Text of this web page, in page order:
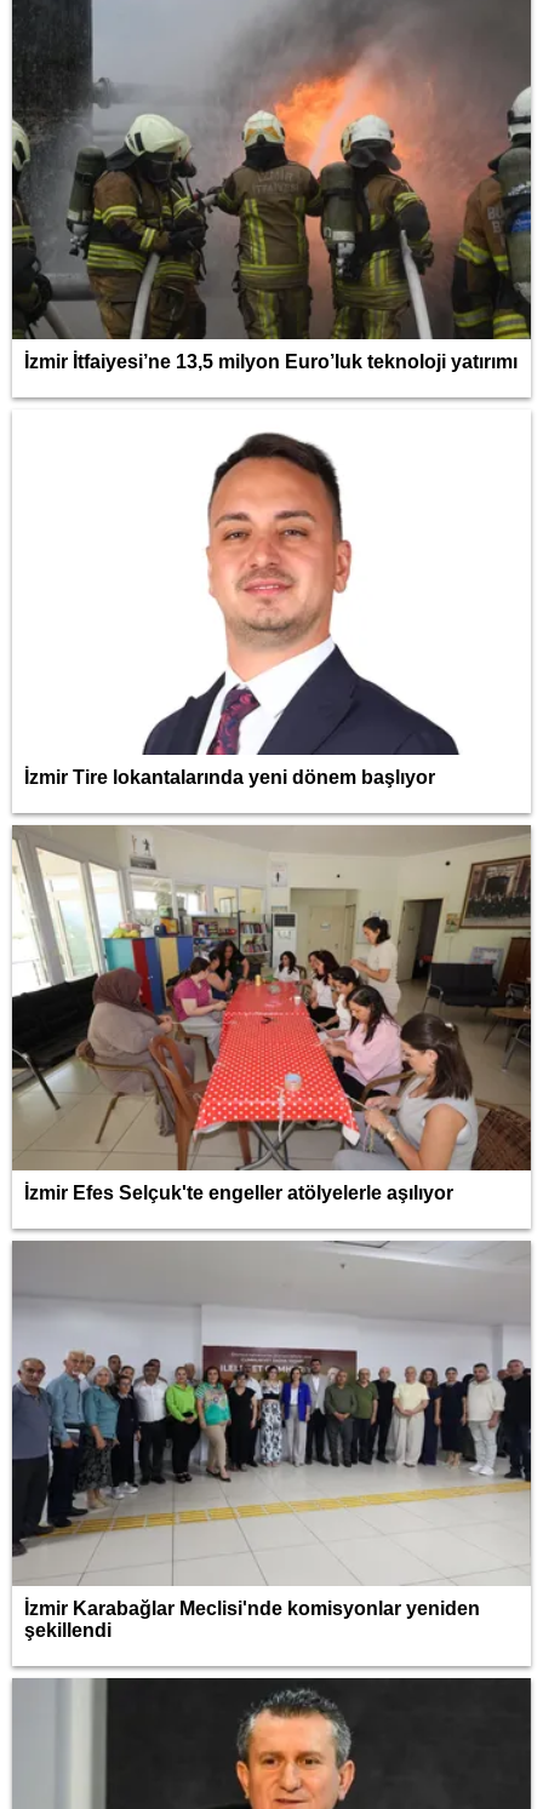
İzmir İtfaiyesi’ne 13,5 milyon Euro’luk teknoloji yatırımı
İzmir Tire lokantalarında yeni dönem başlıyor
İzmir Efes Selçuk'te engeller atölyelerle aşılıyor
İzmir Karabağlar Meclisi'nde komisyonlar yeniden
şekillendi